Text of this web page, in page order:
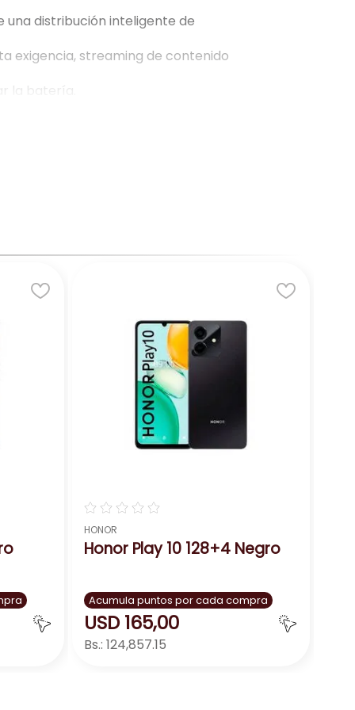
una distribución inteligente de
exigencia, streaming de contenido
la batería.
con enfoque automático rápido e
HDR inteligente y retratos estilizados con
nítidos en la oscuridad.
☆☆☆☆☆
HONOR
Honor Play 10 128+4 Negro
Acumula puntos por cada compra
USD 165,00
Bs.: 124,857.15